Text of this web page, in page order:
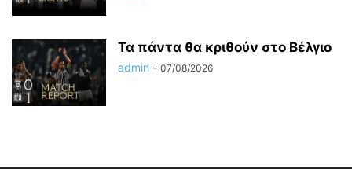
Τα πάντα θα κριθούν στο Βέλγιο
admin - 07/08/2026